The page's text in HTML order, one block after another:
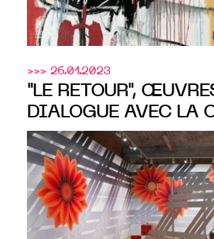
>>> 26.01.2023
"LE RETOUR",
DIALOGUE AVEC LA
MRAC OCCITANIE,
2023 À SÉRIGNAN